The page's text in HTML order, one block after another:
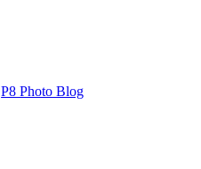
P8 Photo Blog